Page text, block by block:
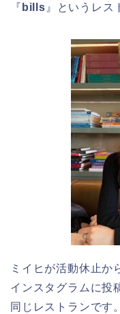
『 bills 』というレス
ミイヒが活動休止か
インスタグラムに投
同じレストランです。